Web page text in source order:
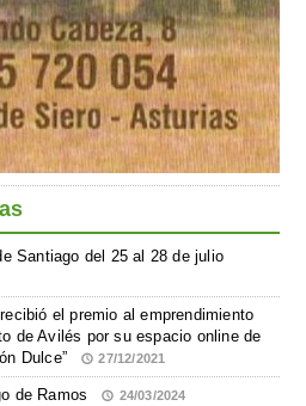
Santiago del 25 al 28 de julio
el premio al emprendimiento
de Avilés por su espacio online de
Dulce”
27/12/2021
de Ramos 24/03/2024